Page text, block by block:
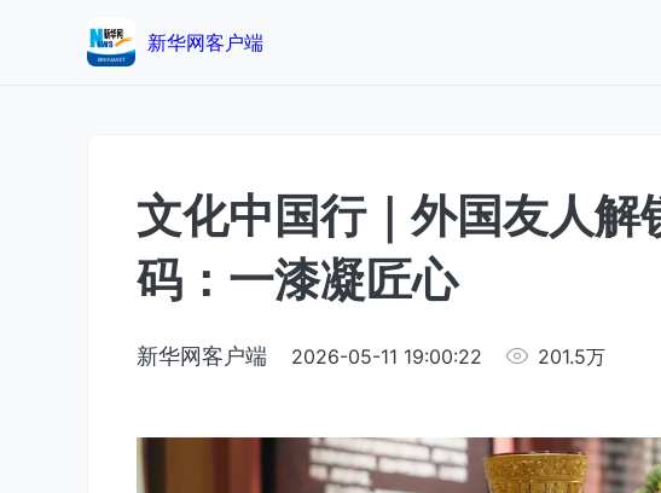
新华网客户端
文化中国行｜外国友人解
码：一漆凝匠心
新华网客户端 2026-05-11 19:00:22 201.5万